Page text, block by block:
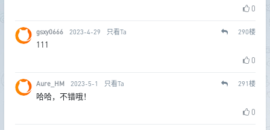
0
gsxy0666 2023-4-29 只看Ta 290楼
111
0
Aure_HM 2023-5-1 只看Ta 291楼
哈哈，不错哦！
0